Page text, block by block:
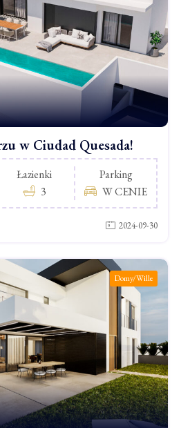
w Ciudad Quesada!
Łazienki
3
Parking
W CENIE
2024-09-30
Domy/Wille